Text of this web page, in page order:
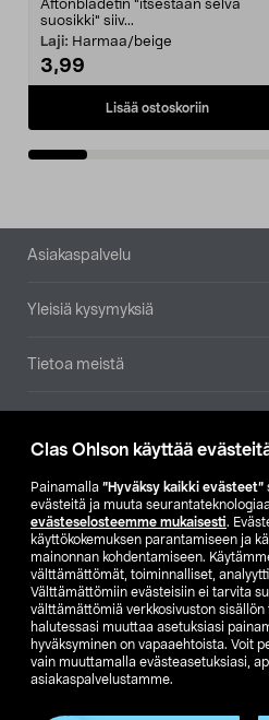
Clas Ohlson käyttää
Painamalla ”Hyväksy kaikki evästeet”
evästeitä ja muuta
evästeselosteemme mukaisesti.
käyttökokemuksen parantamiseen ja
mainonnan kohdentamiseen.
välttämättömät, toiminnalliset,
Välttämättömiin evästeisiin ei tarvita
välttämättömiä verkkosivuston
halutessasi muuttaa asetuksiasi
hyväksyminen on vapaaehtoista. Voit
vain muuttamalla evästeasetuksiasi,
asiakaspalvelustamme.
Aftonbladetin "itsestään selvä
suosikki" siiv...
Laji: Harmaa/beige
3,99
Lisää ostoskoriin
Alatunniste
Asiakaspalvelu
Yleisiä kysymyksiä
Tietoa meistä
Etsi
SE NO
FI